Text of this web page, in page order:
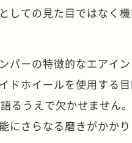
しての見た目ではなく
パーの特徴的なエアイ
ドホイールを使用する
るうえで欠かせません
さらなる磨きがかかり